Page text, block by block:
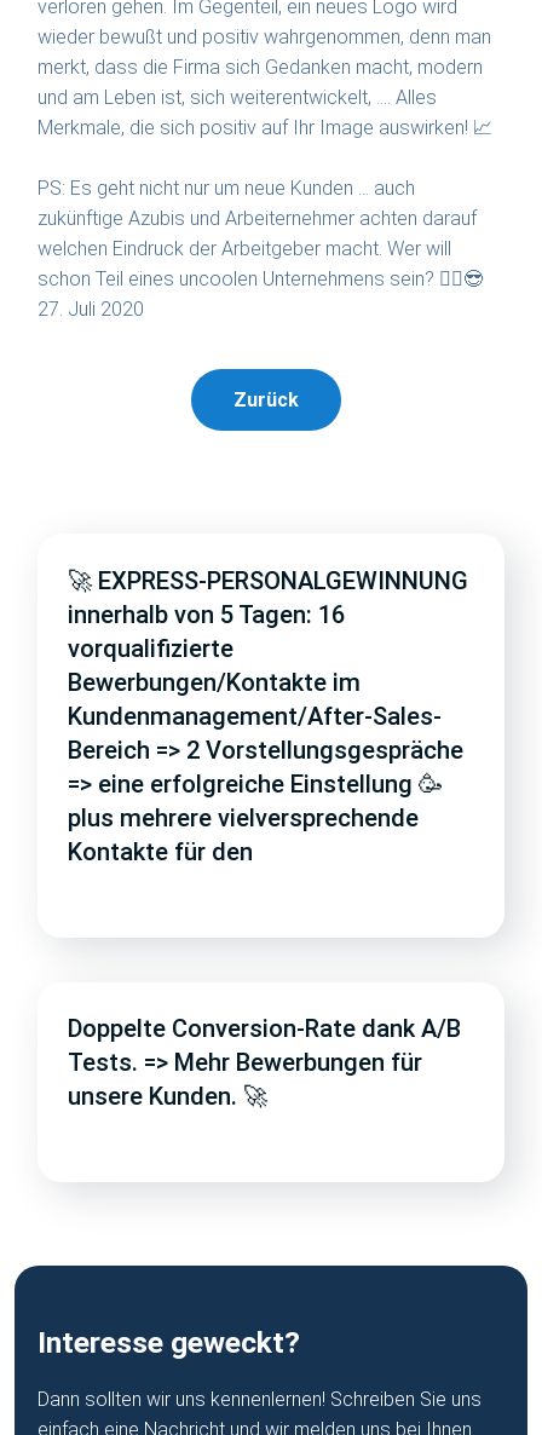
verloren gehen. Im Gegenteil, ein neues Logo wird
wieder bewußt und positiv wahrgenommen, denn man
merkt, dass die Firma sich Gedanken macht, modern
und am Leben ist, sich weiterentwickelt, .... Alles
Merkmale, die sich positiv auf Ihr Image auswirken! 📈
PS: Es geht nicht nur um neue Kunden ... auch
zukünftige Azubis und Arbeiternehmer achten darauf
welchen Eindruck der Arbeitgeber macht. Wer will
schon Teil eines uncoolen Unternehmens sein? 🤷‍♂️😎
27. Juli 2020
Zurück
🚀 EXPRESS-PERSONALGEWINNUNG
innerhalb von 5 Tagen: 16
vorqualifizierte
Bewerbungen/Kontakte im
Kundenmanagement/After-Sales-
Bereich => 2 Vorstellungsgespräche
=> eine erfolgreiche Einstellung 🥳
plus mehrere vielversprechende
Kontakte für den
Doppelte Conversion-Rate dank A/B
Tests. => Mehr Bewerbungen für
unsere Kunden. 🚀
Interesse geweckt?
Dann sollten wir uns kennenlernen! Schreiben Sie uns
einfach eine Nachricht und wir melden uns bei Ihnen.